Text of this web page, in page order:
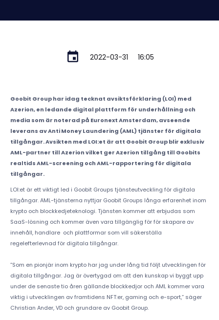
2022-03-31 16:05
Goobit Group har idag tecknat avsiktsförklaring (LOI) med
Azerion, en ledande digital plattform för underhållning och
media som är noterad på Euronext Amsterdam, avseende
leverans av Anti Money Laundering (AML) tjänster för digitala
tillgångar. Avsikten med LOI:et är att Goobit Group blir exklusiv
AML-partner till Azerion vilket ger Azerion tillgång till Goobits
realtids AML-screening och AML-rapportering för digitala
tillgångar.
LOI:et är ett viktigt led i Goobit Groups tjänsteutveckling för digitala
tillgångar. AML-tjänsterna nyttjar Goobit Groups långa erfarenhet inom
krypto och blockkedjeteknologi. Tjänsten kommer att erbjudas som
SaaS-lösning och kommer även vara tillgänglig för för skapare av
innehåll, handlare och plattformar som vill säkerställa
regelefterlevnad för digitala tillgångar.
”Som en pionjär inom krypto har jag under lång tid följt utvecklingen för
digitala tillgångar. Jag är övertygad om att den kunskap vi byggt upp
under de senaste tio åren gällande blockkedjor och AML kommer vara
viktig i utvecklingen av framtidens NFT:er, gaming och e-sport,” säger
Christian Ander, VD och grundare av Goobit Group.